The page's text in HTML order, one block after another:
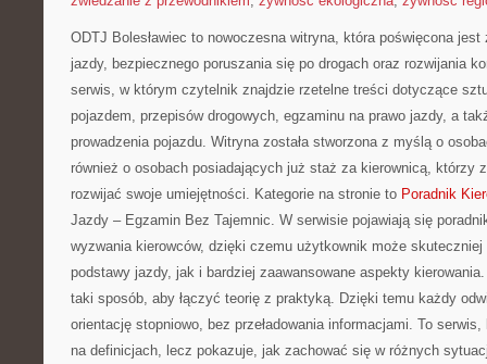
ODTJ Bolesławiec to nowoczesna witryna, która poświęcona jest
jazdy, bezpiecznego poruszania się po drogach oraz rozwijania
serwis, w którym czytelnik znajdzie rzetelne treści dotyczące
pojazdem, przepisów drogowych, egzaminu na prawo jazdy, a
prowadzenia pojazdu. Witryna została stworzona z myślą o
również o osobach posiadających już staż za kierownicą, którzy
rozwijać swoje umiejętności. Kategorie na stronie to Poradnik
Jazdy – Egzamin Bez Tajemnic. W serwisie pojawiają się
wyzwania kierowców, dzięki czemu użytkownik może skuteczniej
podstawy jazdy, jak i bardziej zaawansowane aspekty
taki sposób, aby łączyć teorię z praktyką. Dzięki temu każdy
orientację stopniowo, bez przeładowania informacjami. To
na definicjach, lecz pokazuje, jak zachować się w różnych